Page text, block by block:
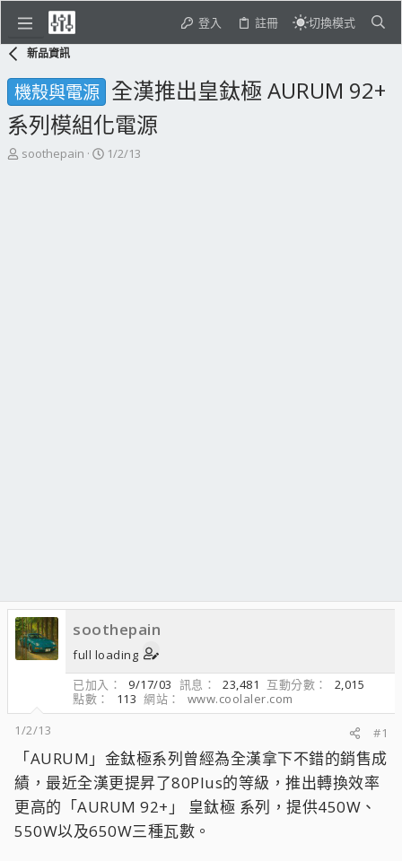
登入 註冊 切換模式
新品資訊
機殼與電源 全漢推出皇鈦極 AURUM 92+
系列模組化電源
主
soothepain
開
1/2/13
soothepain
full loading
已加入
9/17/03 訊息 23,481 互動分數
2,015
點數
113 網站
www.coolaler.com
1/2/13
#1
「AURUM」金鈦極系列曾經為全漢拿下不錯的銷售成
績，最近全漢更提昇了80Plus的等級，推出轉換效率
更高的「AURUM 92+」 皇鈦極 系列，提供450W、
550W以及650W三種瓦數。